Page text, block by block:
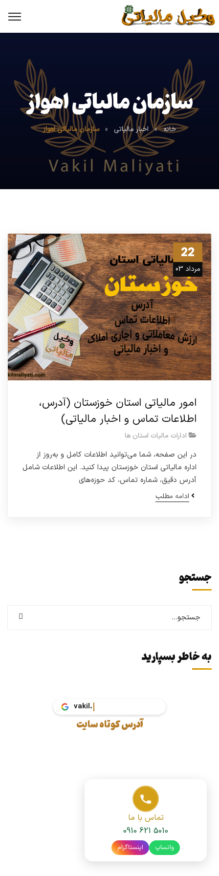
سازمان مالیاتی اهواز
خانه » اخبار مالیاتی » سازمان مالیاتی اهواز
22
مرداد 03
امور مالیاتی استان خوزستان (آدرس،
اطلاعات تماس و اخبار مالیاتی)
ادارات مالیات استان ها
در این صفحه، شما می‌توانید اطلاعات کامل و به‌روز از
اداره مالیاتی استان خوزستان پیدا کنید. این اطلاعات شامل
آدرس دقیق، شماره تماس، کد حوزه‌های
ادامه مطلب
جستجو
به خاطر بسپارید
vak
آدرس کوتاه سایت
تماس با ما
0910 621 5010
واتساپ اینستاگرام